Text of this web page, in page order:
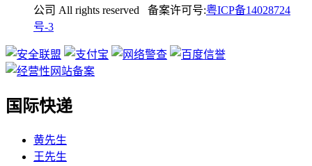
公司 All rights reserved 备案许可号:粤ICP备14028724
号-3
国际快递
黄先生
王先生